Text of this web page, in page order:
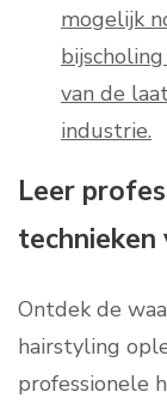
mogelijk
van de
industrie.
Leer
technieken
Ontdek de
hairstyling
professionele